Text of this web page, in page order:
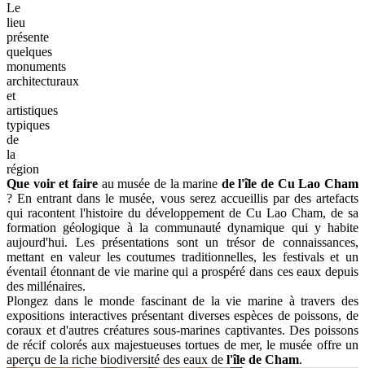
Le
lieu
présente
quelques
monuments
architecturaux
et
artistiques
typiques
de
la
région
Que voir et faireau musée de la marine de l'île de Cu Lao Cham
? En entrant dans le musée, vous serez accueillis par des artefacts
qui racontent l'histoire du développement de Cu Lao Cham, de sa
formation géologique à la communauté dynamique qui y habite
aujourd'hui. Les présentations sont un trésor de connaissances,
mettant en valeur les coutumes traditionnelles, les festivals et un
éventail étonnant de vie marine qui a prospéré dans ces eaux depuis
des millénaires.
Plongez dans le monde fascinant de la vie marine à travers des
expositions interactives présentant diverses espèces de poissons, de
coraux et d'autres créatures sous-marines captivantes. Des poissons
de récif colorés aux majestueuses tortues de mer, le musée offre un
aperçu de la riche biodiversité des eaux de l'île de Cham.